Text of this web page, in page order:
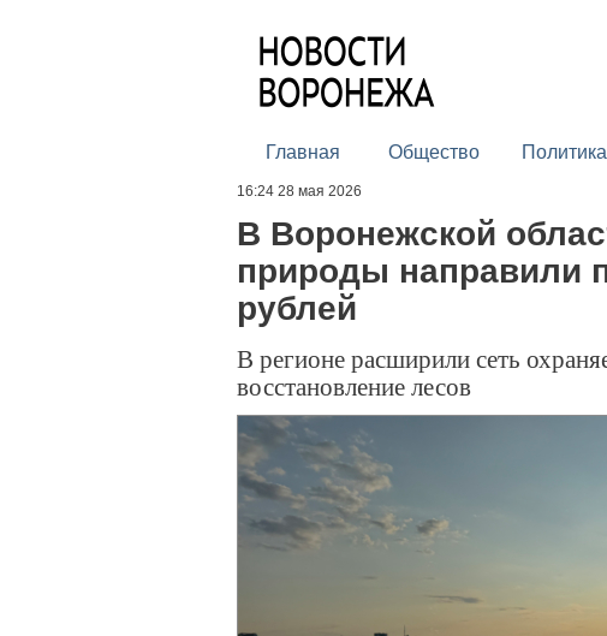
Главная Общество Политика
16:24 28 мая 2026
В Воронежской
природы направили
рублей
В регионе расширили сеть
восстановление лесов